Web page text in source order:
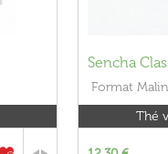
Sencha
Format Malin
Thé